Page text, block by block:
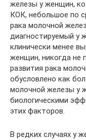
железы у женщин,
КОК, небольшое по
рака молочной
диагностируемый у
клинически менее
женщин, никогда не
развития рака
обусловлено как
молочной железы у
биологическими
этих факторов.
В редких случаях у